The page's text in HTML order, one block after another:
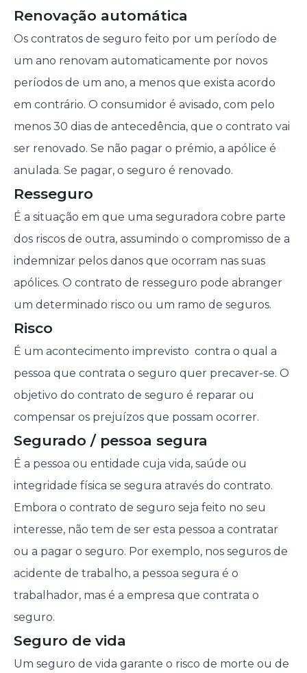
Renovação automática
Os contratos de seguro feito por um período de
um ano renovam automaticamente por novos
períodos de um ano, a menos que exista acordo
em contrário. O consumidor é avisado, com pelo
menos 30 dias de antecedência, que o contrato vai
ser renovado. Se não pagar o prémio, a apólice é
anulada. Se pagar, o seguro é renovado.
Resseguro
É a situação em que uma seguradora cobre parte
dos riscos de outra, assumindo o compromisso de a
indemnizar pelos danos que ocorram nas suas
apólices. O contrato de resseguro pode abranger
um determinado risco ou um ramo de seguros.
Risco
É um acontecimento imprevisto contra o qual a
pessoa que contrata o seguro quer precaver-se. O
objetivo do contrato de seguro é reparar ou
compensar os prejuízos que possam ocorrer.
Segurado / pessoa segura
É a pessoa ou entidade cuja vida, saúde ou
integridade física se segura através do contrato.
Embora o contrato de seguro seja feito no seu
interesse, não tem de ser esta pessoa a contratar
ou a pagar o seguro. Por exemplo, nos seguros de
acidente de trabalho, a pessoa segura é o
trabalhador, mas é a empresa que contrata o
seguro.
Seguro de vida
Um seguro de vida garante o risco de morte ou de